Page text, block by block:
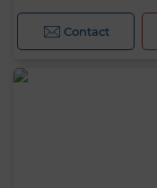
Contact